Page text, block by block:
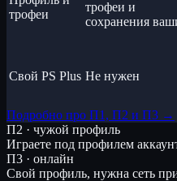
трофеи
трофеи и
сохранения
Свой PS Plus Не нужен
Подробно про П1, П2 и П3 →
П2 · чужой профиль
Играете под профилем
П3 · онлайн
Свой профиль, нужна сеть